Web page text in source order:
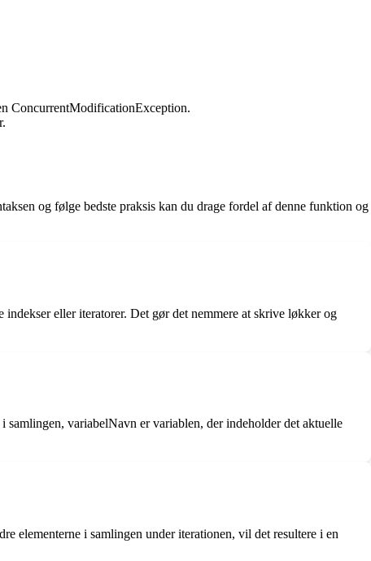
ConcurrentModificationException.
og følge bedste praksis kan du drage fordel af denne funktion og
eller iteratorer. Det gør det nemmere at skrive løkker og
variabelNavn er variablen, der indeholder det aktuelle
elementerne i samlingen under iterationen, vil det resultere i en